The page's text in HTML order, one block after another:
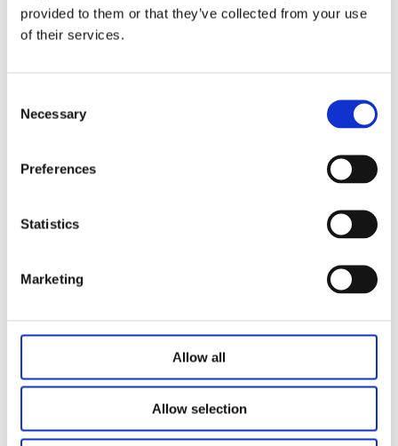
provided to them or that they’ve collected from your use
of their services.
Selection
Necessary
Preferences
Statistics
Marketing
Allow all
Allow selection
gesunde sitzende und stehende Büroprodukte bereitzustellen,
Körperermüdung zu lindern, zu verlangsamen und
über mehr als 20 Jahre Erfahrung in der Linearantriebsindustrie
und kann unseren Kunden professionelle Produkte und